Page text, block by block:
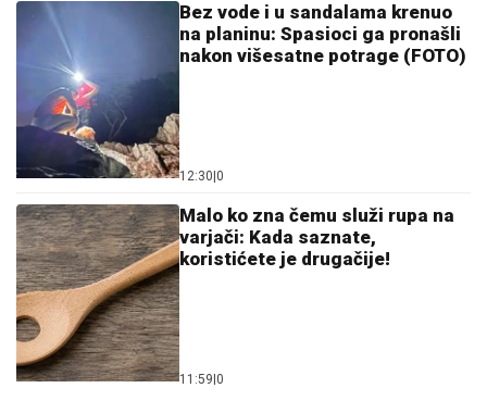
Bez vode i u sandalama krenuo
na planinu: Spasioci ga pronašli
nakon višesatne potrage (FOTO)
12:30 0
Malo ko zna čemu služi rupa na
varjači: Kada saznate,
koristićete je drugačije!
11:59 0